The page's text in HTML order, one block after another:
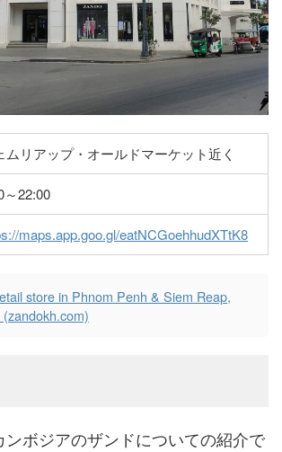
ムリアップ・オールドマーケット近く
～22:00
maps.app.goo.gl/eatNCGoehhudXTtK8
store in Phnom Penh & Siem Reap,
ンボジアのザンドについての紹介で